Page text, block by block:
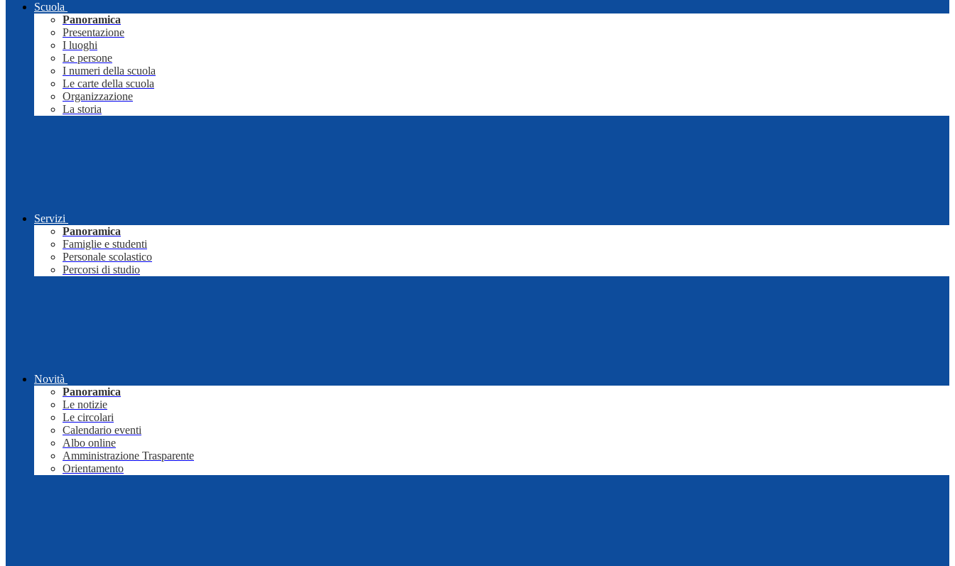
Scuola
Panoramica
Presentazione
I luoghi
Le persone
I numeri della scuola
Le carte della scuola
Organizzazione
La storia
Servizi
Panoramica
Famiglie e studenti
Personale scolastico
Percorsi di studio
Novità
Panoramica
Le notizie
Le circolari
Calendario eventi
Albo online
Amministrazione Trasparente
Orientamento